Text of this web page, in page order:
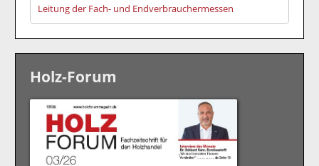
Leitung der Fach- und Endverbrauchermessen
Holz-Forum